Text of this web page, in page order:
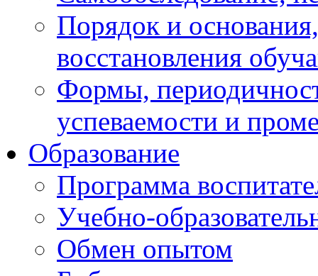
Порядок и
восстановления
Формы,
успеваемости и
Образование
Программа
Учебно-
Обмен опытом